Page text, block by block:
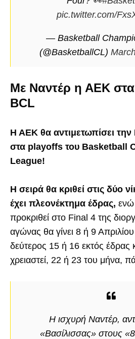
pic.twitter.com/
— Basketball
(@BasketballCL)
Με Ναντέρ η ΑΕΚ
BCL
H AEK θα αντιμετωπίσει
στα playoffs του Basketball
League!
H σειρά θα κριθεί στις δύο
έχει πλεονέκτημα έδρας, ενώ
προκριθεί στο Final 4 της
αγώνας θα γίνει 8 ή 9
δεύτερος 15 ή 16 εκτός έδρας
χρειαστεί, 22 ή 23 του μήνα,
Η ισχυρή Ναντέρ,
«Βασίλισσας» στους